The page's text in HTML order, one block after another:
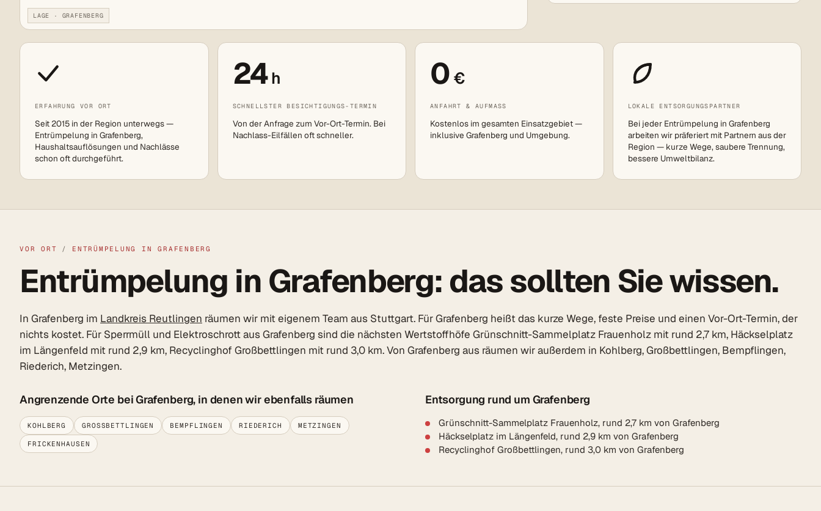
LAGE · GRAFENBERG
ERFAHRUNG VOR ORT
Seit 2015 in der Region unterwegs —
Entrümpelung in Grafenberg,
Haushaltsauflösungen und Nachlässe
schon oft durchgeführt.
24h
SCHNELLSTER BESICHTIGUNGS-TERMIN
Von der Anfrage zum Vor-Ort-Termin. Bei
Nachlass-Eilfällen oft schneller.
0 €
ANFAHRT & AUFMASS
Kostenlos im gesamten Einsatzgebiet —
inklusive Grafenberg und Umgebung.
LOKALE ENTSORGUNGSPARTNER
Bei jeder Entrümpelung in Grafenberg
arbeiten wir präferiert mit Partnern aus der
Region — kurze Wege, saubere Trennung,
bessere Umweltbilanz.
VOR ORT / ENTRÜMPELUNG IN GRAFENBERG
Entrümpelung in Grafenberg: das sollten Sie wissen.
In Grafenberg im Landkreis Reutlingen räumen wir mit eigenem Team aus Stuttgart. Für Grafenberg heißt das kurze Wege, feste Preise und einen Vor-Ort-Termin, der
nichts kostet. Für Sperrmüll und Elektroschrott aus Grafenberg sind die nächsten Wertstoffhöfe Grünschnitt-Sammelplatz Frauenholz mit rund 2,7 km, Häckselplatz
im Längenfeld mit rund 2,9 km, Recyclinghof Großbettlingen mit rund 3,0 km. Von Grafenberg aus räumen wir außerdem in Kohlberg, Großbettlingen, Bempflingen,
Riederich, Metzingen.
Angrenzende Orte bei Grafenberg, in denen wir ebenfalls räumen
KOHLBERG GROSSBETTLINGEN BEMPFLINGEN RIEDERICH METZINGEN
FRICKENHAUSEN
Entsorgung rund um Grafenberg
Grünschnitt-Sammelplatz Frauenholz, rund 2,7 km von Grafenberg
Häckselplatz im Längenfeld, rund 2,9 km von Grafenberg
Recyclinghof Großbettlingen, rund 3,0 km von Grafenberg